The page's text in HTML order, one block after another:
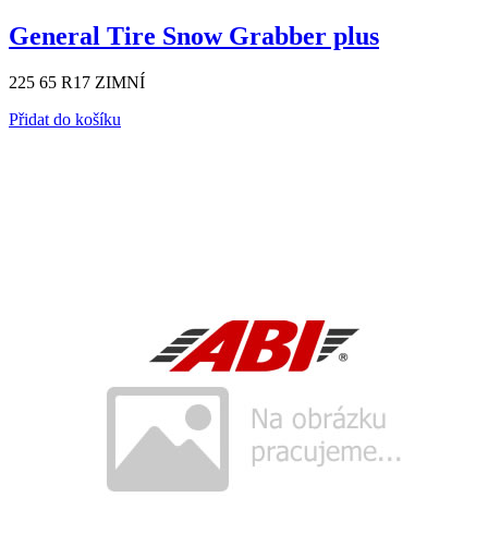
General Tire Snow Grabber plus
225 65 R17 ZIMNÍ
Přidat do košíku